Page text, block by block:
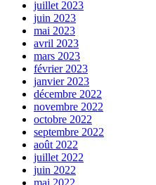
juillet 2023
juin 2023
mai 2023
avril 2023
mars 2023
février 2023
janvier 2023
décembre 2022
novembre 2022
octobre 2022
septembre 2022
août 2022
juillet 2022
juin 2022
mai 2022